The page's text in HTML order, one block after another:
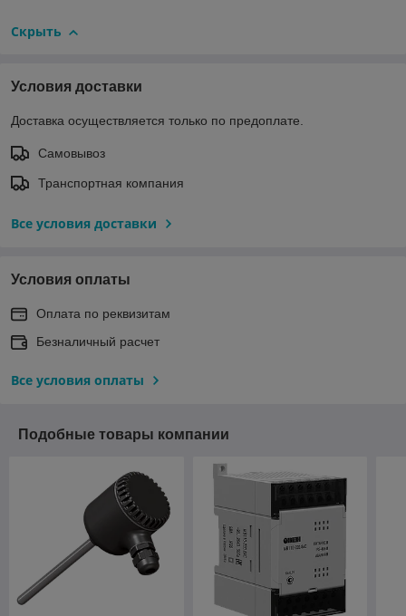
Скрыть
Условия доставки
Доставка осуществляется только по предоплате.
Самовывоз
Транспортная компания
Все условия доставки
Условия оплаты
Оплата по реквизитам
Безналичный расчет
Все условия оплаты
Подобные товары компании